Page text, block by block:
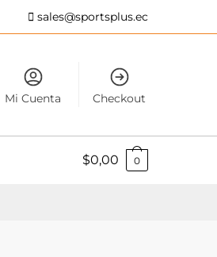
sales@sportsplus.ec
Mi Cuenta Checkout
$0,00 0